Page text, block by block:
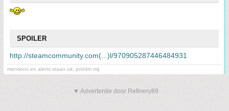
SPOILER
http://steamcommunity.com(...)l/970905287446484931
mentions en alerts staan uit, pm/dm mij
▼ Advertentie door Refinery89